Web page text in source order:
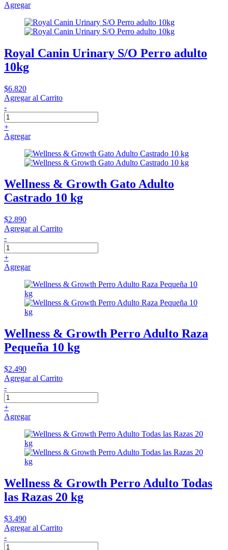
Agregar
Royal Canin Urinary S/O Perro adulto
10kg
$6.820
Agregar al Carrito
-
+
Agregar
Wellness & Growth Gato Adulto
Castrado 10 kg
$2.890
Agregar al Carrito
-
+
Agregar
Wellness & Growth Perro Adulto Raza
Pequeña 10 kg
$2.490
Agregar al Carrito
-
+
Agregar
Wellness & Growth Perro Adulto Todas
las Razas 20 kg
$3.490
Agregar al Carrito
-